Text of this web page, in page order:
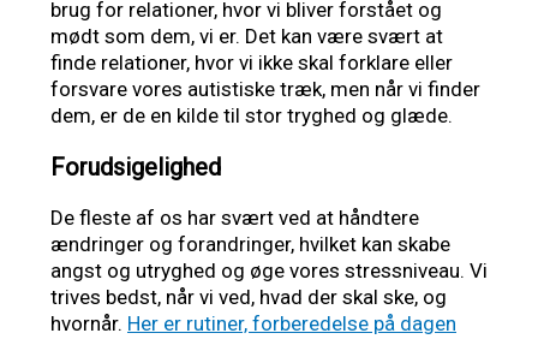
brug for relationer, hvor vi bliver forstået og
mødt som dem, vi er. Det kan være svært at
finde relationer, hvor vi ikke skal forklare eller
forsvare vores autistiske træk, men når vi finder
dem, er de en kilde til stor tryghed og glæde.
Forudsigelighed
De fleste af os har svært ved at håndtere
ændringer og forandringer, hvilket kan skabe
angst og utryghed og øge vores stressniveau. Vi
trives bedst, når vi ved, hvad der skal ske, og
hvornår. Her er rutiner, forberedelse på dagen